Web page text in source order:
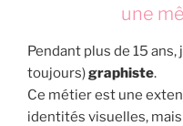
une
Pendant plus de 15 ans,
toujours)graphiste.
Ce métier est une
identités visuelles,